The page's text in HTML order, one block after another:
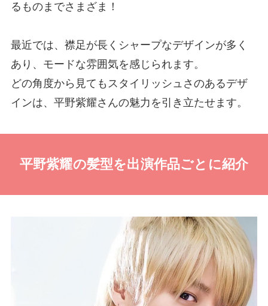
るものまでさまざま！
最近では、襟足が長くシャープなデザインが多く
あり、モードな雰囲気を感じられます。
どの角度から見てもスタイリッシュさのあるデザ
インは、平野紫耀さんの魅力を引き立たせます。
平野紫耀の髪型を出演作品ごとに紹介